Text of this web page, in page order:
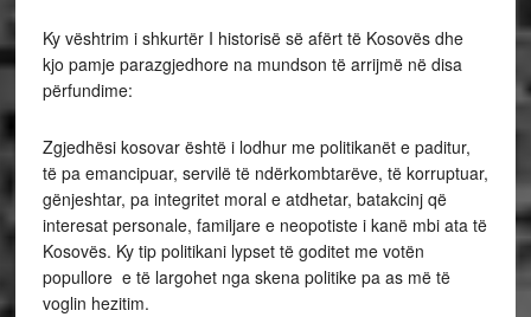
Ky vështrim i shkurtër I historisë së afërt të Kosovës dhe
kjo pamje parazgjedhore na mundson të arrijmë në disa
përfundime:
Zgjedhësi kosovar është i lodhur me politikanët e paditur,
të pa emancipuar, servilë të ndërkombtarëve, të korruptuar,
gënjeshtar, pa integritet moral e atdhetar, batakcinj që
interesat personale, familjare e neopotiste i kanë mbi ata të
Kosovës. Ky tip politikani lypset të goditet me votën
popullore e të largohet nga skena politike pa as më të
voglin hezitim.